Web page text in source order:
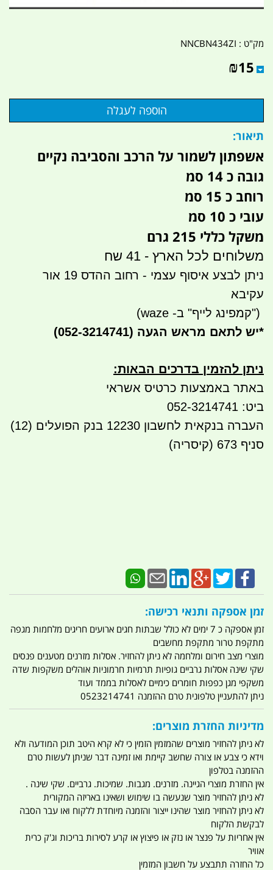
מק"ט : NNCBN434ZI
₪15
תיאור:
אשפתון לשמור על הרכב והסביבה נקיים
גובה כ 14 סמ
רוחב כ 15 סמ
עובי כ 10 סמ
משקל כללי 215 גרם
משלוחים לכל הארץ - 41 שח
ניתן לבצע איסוף עצמי - רחוב ההדס 19 אור
עקיבא
")קמפינג לייף" ב- waze)
*יש לתאם מראש הגעה (052-3214741)
ניתן להזמין בדרכים הבאות:
באתר באמצעות כרטיס אשראי
ביט: 052-3214741
העברה בנקאית לחשבון 12230 בנק הפועלים (12)
סניף 673 (קיסריה)
זמן אספקה ותנאי רכישה:
זמן אספקה כ 7 ימים לא כולל שבתות חגים ארועים חריגים מלחמות מגפה
מתקפת טרור מתקפת מחשבים
מוצרי מצב חירום ומלחמה לא ניתן להחזיר. אסלות מזרנים מטענים פנסים
שקי שינה אסלות גרביים גופיות תרמיות חרמוניות אוהלים משקפות שדה
משקפי מגן כפפות חומרים כימיים לאסלות בממד ועוד
ניתן להתעניין טלפונית טרם ההזמנה 0523214741
מדיניות החזרת מוצרים:
לא ניתן להחזיר מוצרים שהמזמין הזמין כי לא קרא היטב תוכן המודעה ולא
וידא כי צבע או צורה שחשב קיימת ואו זמינה דבר שניתן לעשות טרם
ההזמנה בטלפון
אין החזרת מוצרי הגיינה. מזרנים. מגבות. שמיכות. גרביים. שקי שינה .
לא ניתן להחזיר מוצר שנעשה בו שימוש ושאינו באריזה המקורית
לא ניתן להחזיר מוצר שהינו ייצור והזמנה מיוחדת ללקוח ואו עבר הסבה
לבקשת הלקוח
אין אחריות על פנצר או נזק או פיצוץ או קרע לסירות בריכות וג'ק כרית
אוויר
כל החזרה תתבצע על חשבון המזמין